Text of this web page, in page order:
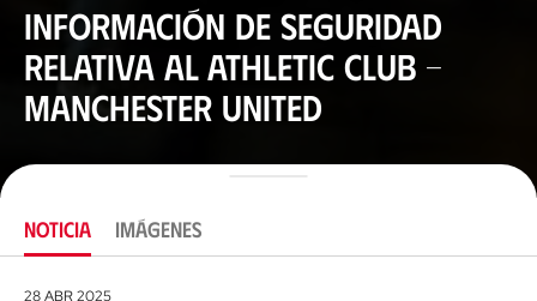
Información de seguridad
relativa al Athletic Club -
Manchester United
NOTICIA IMÁGENES
28 ABR 2025